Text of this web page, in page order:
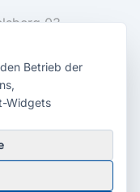
durch dieMedienagentur
Betrieb der
Widgets